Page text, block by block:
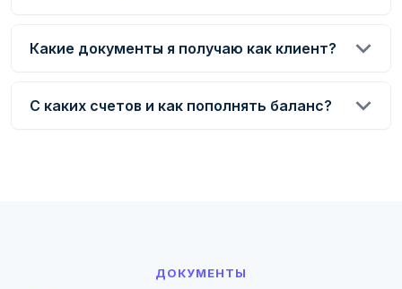
Какие документы я получаю как клиент?
С каких счетов и как пополнять баланс?
ДОКУМЕНТЫ